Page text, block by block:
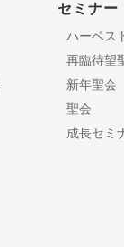
セミナー
ハーベス
再臨待望
新年聖会
聖会
成長セミ